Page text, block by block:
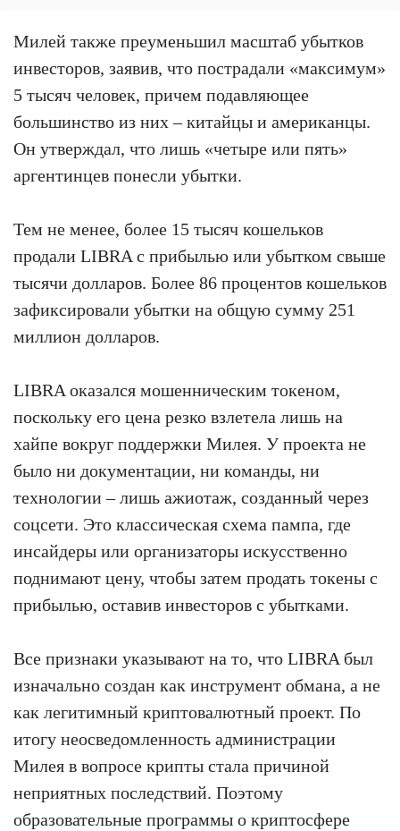
Милей также преуменьшил масштаб убытков
инвесторов, заявив, что пострадали «максимум»
5 тысяч человек, причем подавляющее
большинство из них – китайцы и американцы.
Он утверждал, что лишь «четыре или пять»
аргентинцев понесли убытки.
Тем не менее, более 15 тысяч кошельков
продали LIBRA с прибылью или убытком свыше
тысячи долларов. Более 86 процентов кошельков
зафиксировали убытки на общую сумму 251
миллион долларов.
LIBRA оказался мошенническим токеном,
поскольку его цена резко взлетела лишь на
хайпе вокруг поддержки Милея. У проекта не
было ни документации, ни команды, ни
технологии – лишь ажиотаж, созданный через
соцсети. Это классическая схема пампа, где
инсайдеры или организаторы искусственно
поднимают цену, чтобы затем продать токены с
прибылью, оставив инвесторов с убытками.
Все признаки указывают на то, что LIBRA был
изначально создан как инструмент обмана, а не
как легитимный криптовалютный проект. По
итогу неосведомленность администрации
Милея в вопросе крипты стала причиной
неприятных последствий. Поэтому
образовательные программы о криптосфере